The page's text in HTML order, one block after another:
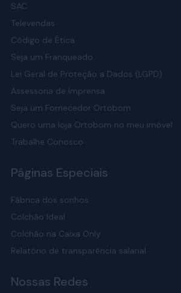
SAC
Televendas
Código de Ética
Seja um Franqueado
Lei Geral de Proteção a Dados (LGPD)
Assessoria de Imprensa
Seja um Fornecedor Ortobom
Quero uma loja Ortobom no meu imóvel
Trabalhe Conosco
Páginas Especiais
Fábrica dos sonhos
Colchão Ideal
Colchão na Caixa Only
Relatório de transparência salarial
Nossas Redes